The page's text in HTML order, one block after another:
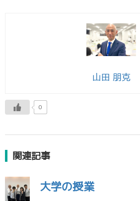
山田 朋克
0
関連記事
大学の授業